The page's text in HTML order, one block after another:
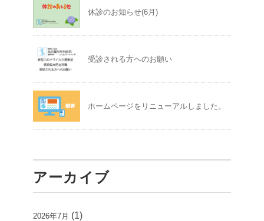
休診のお知らせ(6月)
受診される方へのお願い
ホームページをリニューアルしました。
アーカイブ
2026年7月 (1)